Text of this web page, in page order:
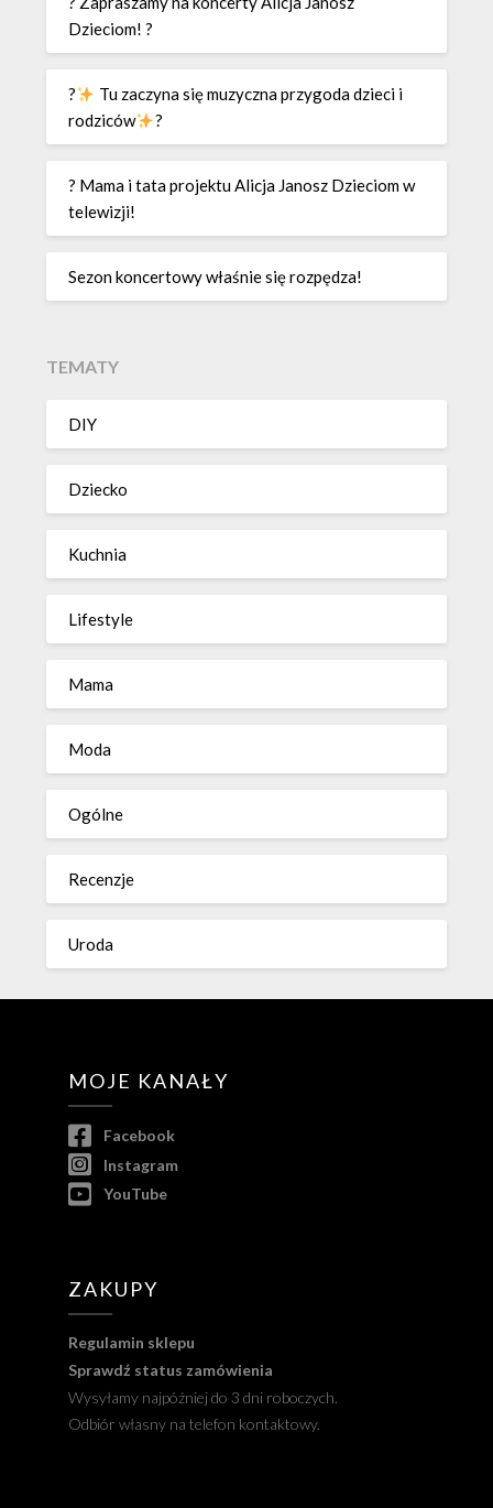
Dzieciom! ?
?
Tu zaczyna się muzyczna przygoda dzieci i
rodziców
?
? Mama i tata projektu Alicja Janosz Dzieciom w
telewizji!
Sezon koncertowy właśnie się rozpędza!
TEMATY
DIY
Dziecko
Kuchnia
Lifestyle
Mama
Moda
Ogólne
Recenzje
Uroda
MOJE KANAŁY
Facebook
Instagram
YouTube
ZAKUPY
Regulamin sklepu
Sprawdź status zamówienia
Wysyłamy najpóźniej do 3 dni roboczych.
Odbiór własny na telefon kontaktowy.